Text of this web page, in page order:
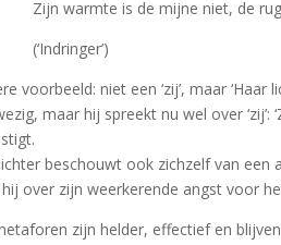
Zijn warmte is de mijne niet, de
(‘Indringer’)
voorbeeld: niet een ‘zij’, maar
maar hij spreekt nu wel over
beschouwt ook zichzelf van een
over zijn weerkerende angst voor
zijn helder, effectief en